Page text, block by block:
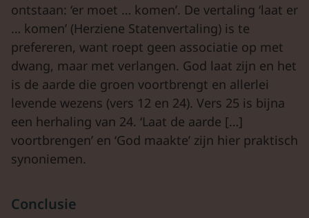
ontstaan: ‘er moet … komen’. De vertaling ‘laat er
… komen’ (Herziene Statenvertaling) is te
prefereren, want roept geen associatie op met
dwang, maar met verlangen. God laat zijn en het
is de aarde die groen voortbrengt en allerlei
levende wezens (vers 12 en 24). Vers 25 is bijna
een herhaling van 24. ‘Laat de aarde […]
voortbrengen’ en ‘God maakte’ zijn hier praktisch
synoniemen.
Conclusie